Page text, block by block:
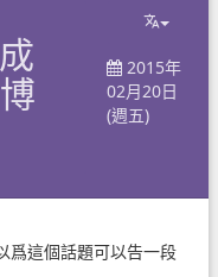
2015年
02月20日
(週五)
爲這個話題可以告一段